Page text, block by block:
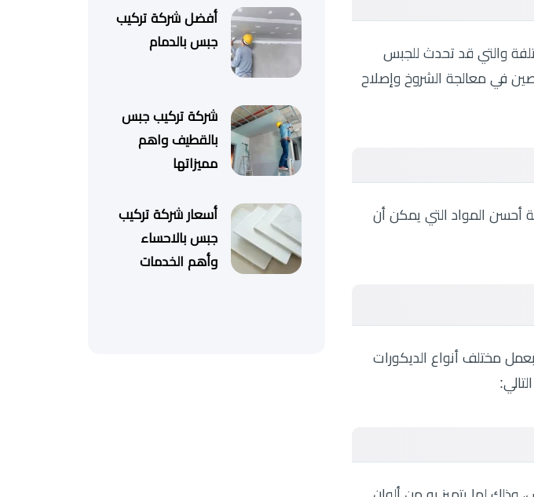
والتي قد تحدث للجبس
في معالجة الشروخ وإصلاح
أحسن المواد التي يمكن أن
مختلف أنواع الديكورات
أفضل شركة تركيب
جبس بالدمام
شركة تركيب جبس
بالقطيف واهم
مميزاتها
أسعار شركة تركيب
جبس بالاحساء
وأهم الخدمات